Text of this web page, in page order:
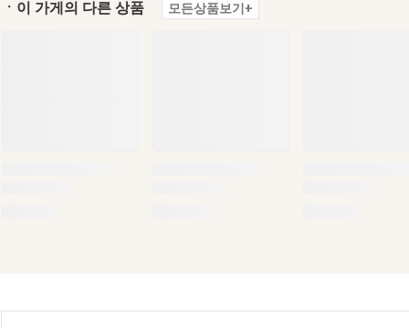
ㆍ이 가게의 다른 상품 모든상품보기+